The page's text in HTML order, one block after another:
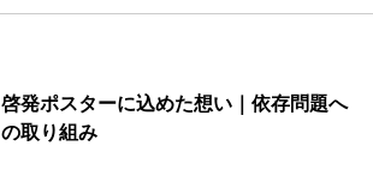
啓発ポスターに込めた想い｜依存問題へ
の取り組み